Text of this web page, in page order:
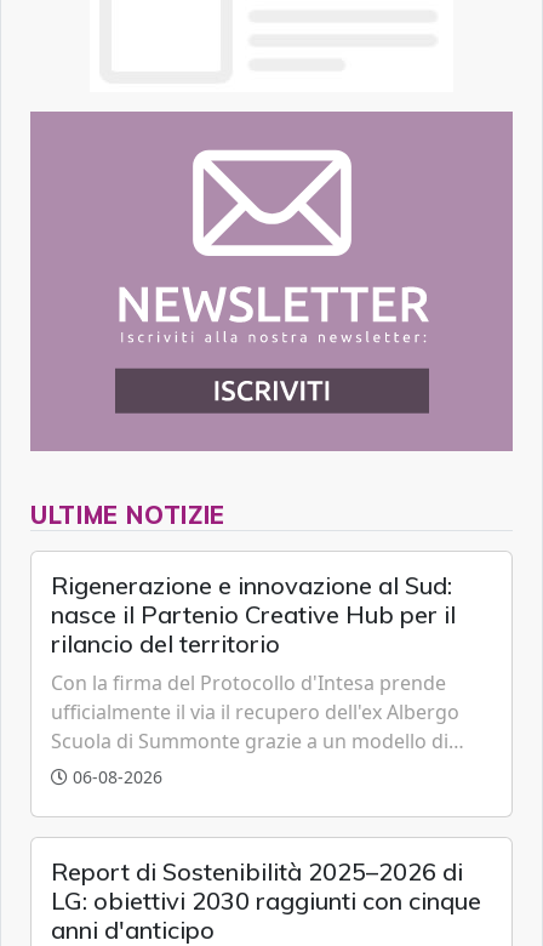
ULTIME NOTIZIE
Rigenerazione e innovazione al Sud:
nasce il Partenio Creative Hub per il
rilancio del territorio
Con la firma del Protocollo d'Intesa prende
ufficialmente il via il recupero dell'ex Albergo
Scuola di Summonte grazie a un modello di
partenariato pubblico-privato e a una rete di
06-08-2026
Report di Sostenibilità 2025–2026 di
LG: obiettivi 2030 raggiunti con cinque
anni d'anticipo